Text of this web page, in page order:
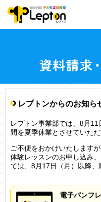
レプトンからのお知ら
レプトン事業部では、8月
間を夏季休業とさせていただ
ご不便をおかけいたします
体験レッスンのお申し込み
ては、8月17日（月）以降、
電子パンフ